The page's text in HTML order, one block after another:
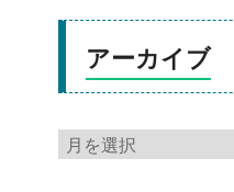
アーカイブ